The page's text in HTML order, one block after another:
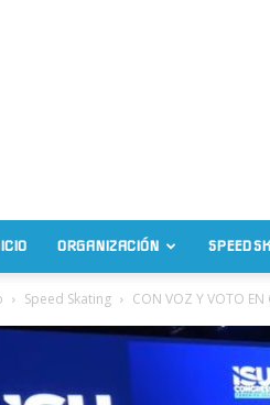
ORGANIZACIÓN SPEED
Speed Skating CON VOZ Y VOTO EN